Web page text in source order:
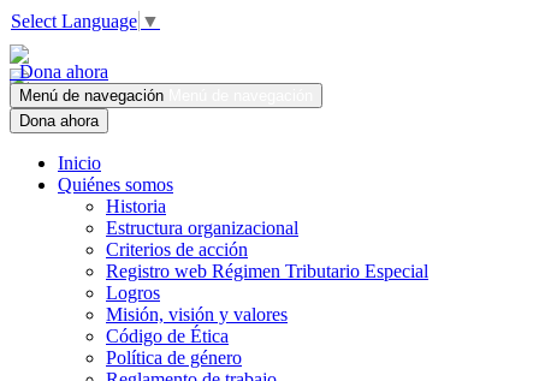
Select Language ▼
Dona ahora
Menú de navegación
Dona ahora
Inicio
Quiénes somos
Historia
Estructura organizacional
Criterios de acción
Registro web Régimen Tributario Especial
Logros
Misión, visión y valores
Código de Ética
Política de género